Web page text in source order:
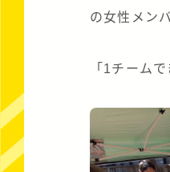
の女性メン
「1チーム